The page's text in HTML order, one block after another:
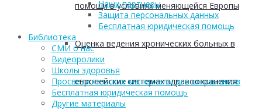
помощи в условиях меняющейся Европы
Оценка ведения хронических больных в
европейских системах здравоохранения:
Наши партнеры
Защита персональных данных
Бесплатная юридическая помощь
Библиотека
СМИ о нас
Видеоролики
Школы здоровья
Просветительские материалы для школьников
Бесплатная юридическая помощь
Другие материалы